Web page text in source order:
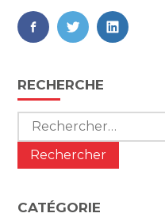
FaceBook
TwitterLinkedIn
Blog
sidebar
RECHERCHE
Rechercher :
CATÉGORIE